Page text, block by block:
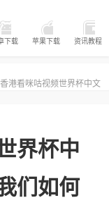
下载 苹果下载 资讯教程
港看咪咕视频世界杯中文
界杯中
们如何